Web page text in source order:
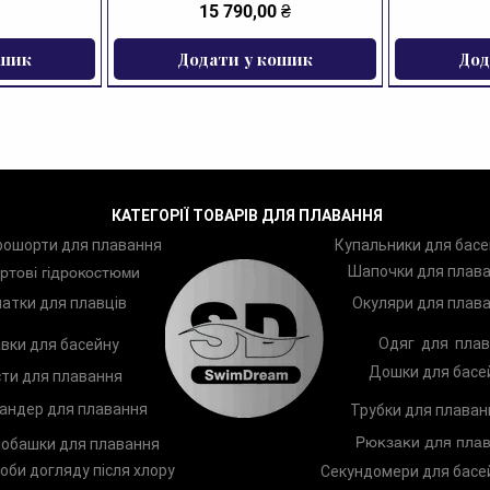
Ціна
15 790,00 ₴
Додати у кошик
Two Шампунь TRISWIM Shampoo Чоловічі
Zoggs Лопатки для плавання Zoggs Дитяче
КАТЕГОРІЇ ТОВАРІВ ДЛЯ ПЛАВАННЯ
для плавання
гідрокостюми
для плавців
Купальники для
Шапочки для
Окуляри для
для басейну
для плавання
Одяг для
Дошки для
для плавання
для плавання
догляду після хлору
Трубки для
Рюкзаки для
Секундомери для